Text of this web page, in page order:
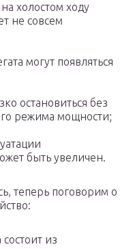
холостом ходу
не совсем
могут появляться
остановиться без
режима мощности;
быть увеличен.
теперь поговорим о
из